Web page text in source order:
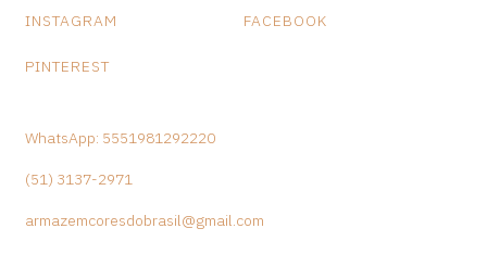
INSTAGRAM FACEBOOK
PINTEREST
WhatsApp: 5551981292220
(51) 3137-2971
armazemcoresdobrasil@gmail.com